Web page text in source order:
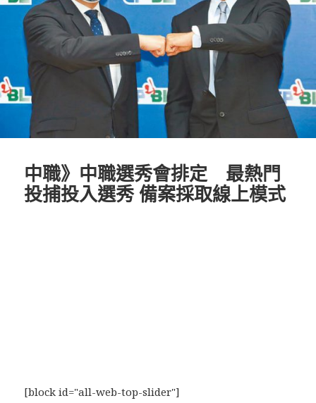
中職》中職選秀會排定 最熱門
投捕投入選秀 備案採取線上模式
[block id="all-web-top-slider"]